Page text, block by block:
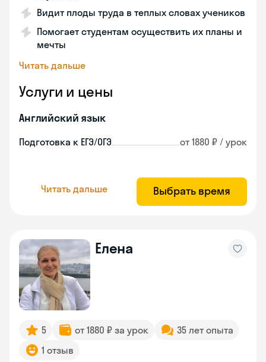
Видит плоды труда в теплых словах учеников
Помогает студентам осуществить их планы и
мечты
Читать дальше
Услуги и цены
Английский язык
Подготовка к ЕГЭ/ОГЭ от 1880 ₽ / урок
Читать дальше Выбрать время
Елена
5 от 1880 ₽ за урок
35 лет опыта
1 отзыв